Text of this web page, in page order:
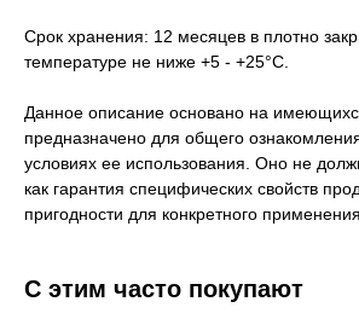
Срок хранения: 12 месяцев в плотно
температуре не ниже +5 - +25°С.
Данное описание основано на
предназначено для общего
условиях ее использования. Оно не
как гарантия специфических свойств
пригодности для конкретного применения.
С этим часто покупают